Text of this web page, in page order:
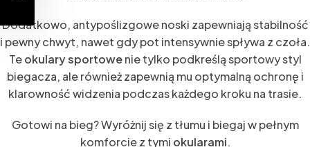
Dodatkowo, antypoślizgowe noski zapewniają stabilność
i pewny chwyt, nawet gdy pot intensywnie spływa z czoła.
Teokulary sportowenie tylko podkreślą sportowy styl
biegacza, ale również zapewnią mu optymalną ochronę i
klarowność widzenia podczas każdego kroku na trasie.
Gotowi na bieg? Wyróżnij się z tłumu i biegaj w pełnym
komforcie z tymi okularami.